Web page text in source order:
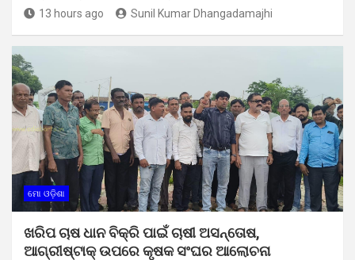
13 hours ago Sunil Kumar Dhangadamajhi
ମୋ ଓଡ଼ିଶା
ଖରିପ ଚାଷ ଧାନ ବିକ୍ରି ପାଇଁ ଚାଷୀ ଅସନ୍ତୋଷ,
ଆଗ୍ରୀଷ୍ଟାକ୍ ଉପରେ କୃଷକ ସଂଘର ଆଲୋଚନା